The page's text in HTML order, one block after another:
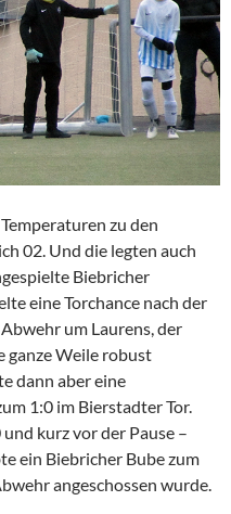
zu den
02. Und die legten auch
Biebricher
eine Torchance nach der
um Laurens, der
ganze Weile robust
dann aber eine
1:0 im Bierstadter Tor.
kurz vor der Pause –
ein Biebricher Bube zum
angeschossen wurde.